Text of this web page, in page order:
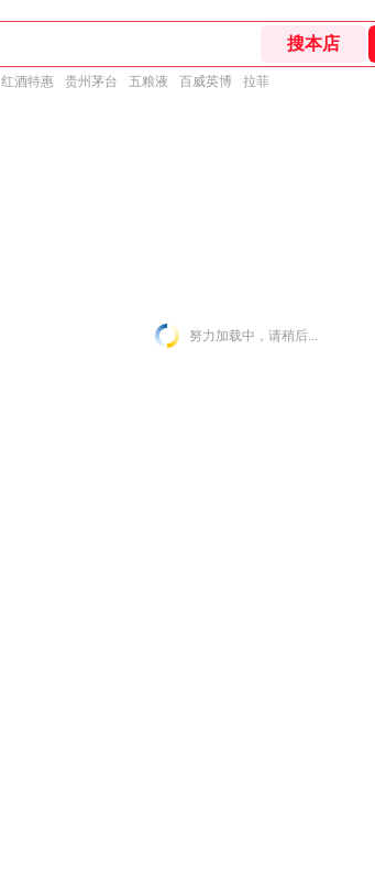
红酒特惠 贵州茅台 五粮液 百威英博 拉菲
努力加载中，请稍后...